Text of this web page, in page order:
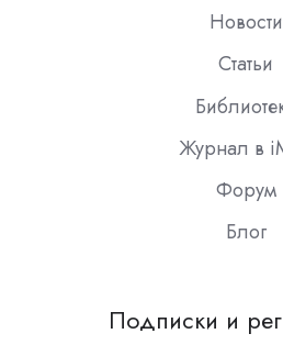
Новости
Статьи
Журнал в
Форум
Блог
Подписки и